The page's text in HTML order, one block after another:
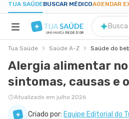
TUA SAÚDEBUSCAR MÉDICOAGENDAR
NUTRIÇÃO
GRAVIDEZ
UMA MARCA REDE D'OR
Tua Saúde Saúde A-Z Saúde do
Alergia alimentar no
sintomas, causas e
Atualizado em julho 2026
Criado por: Equipe Editorial do